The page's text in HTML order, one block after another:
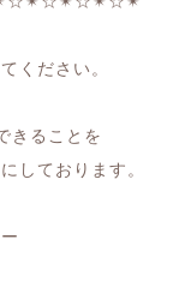
ください。
きることを
しております。